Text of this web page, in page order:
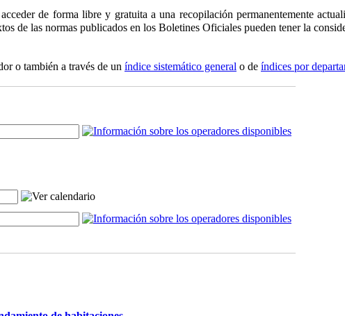
de forma libre y gratuita a una recopilación permanentemente
de las normas publicados en los Boletines Oficiales pueden tener la
o también a través de un índice sistemático general o de índices por